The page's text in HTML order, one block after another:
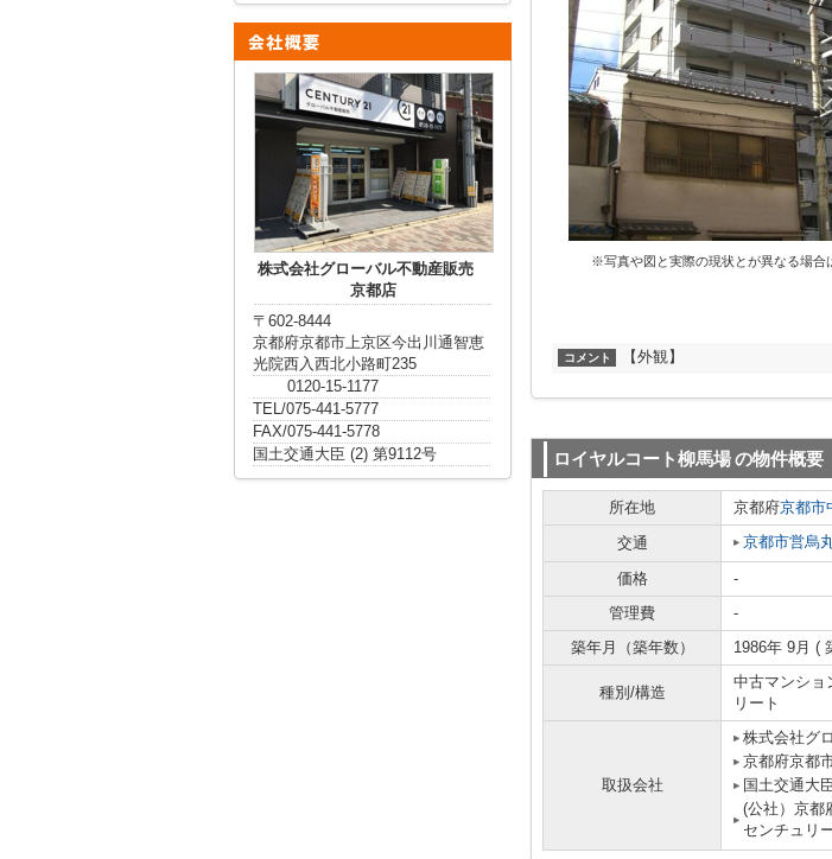
※写真や図と実際の現状とが異なる場合
コメント 【外観】
ロイヤルコート柳馬場の物件概要
所在地 京都府京都市
交通
京都市営烏
価格 -
管理費
-
築年月（築年数）
1986年 9月 (
種別/構造
中古マンショ
リート
取扱会社
株式会社グ
京都府京都
国土交通大
(公社）京都
センチュリ
株式会社グローバル不動産販売
京都店
〒602-8444
京都府京都市上京区今出川通智恵
光院西入西北小路町235
0120-15-1177
TEL/075-441-5777
FAX/075-441-5778
国土交通大臣 (2) 第9112号